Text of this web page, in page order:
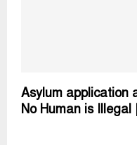
Asylum application
No Human is Illegal